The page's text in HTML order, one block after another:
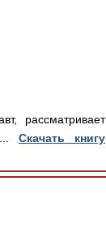
рассматривает
Скачать книгу